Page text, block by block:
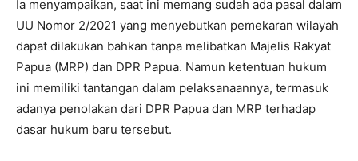
Ia menyampaikan, saat ini memang sudah ada pasal dalam
UU Nomor 2/2021 yang menyebutkan pemekaran wilayah
dapat dilakukan bahkan tanpa melibatkan Majelis Rakyat
Papua (MRP) dan DPR Papua. Namun ketentuan hukum
ini memiliki tantangan dalam pelaksanaannya, termasuk
adanya penolakan dari DPR Papua dan MRP terhadap
dasar hukum baru tersebut.